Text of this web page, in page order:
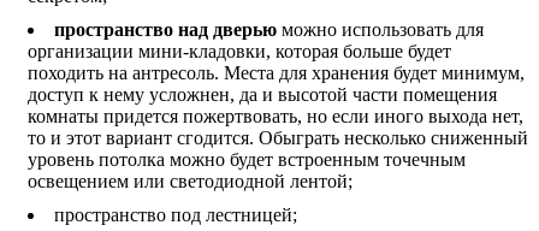
пространство над дверью можно использовать для
организации мини-кладовки, которая больше будет
походить на антресоль. Места для хранения будет минимум,
доступ к нему усложнен, да и высотой части помещения
комнаты придется пожертвовать, но если иного выхода нет,
то и этот вариант сгодится. Обыграть несколько сниженный
уровень потолка можно будет встроенным точечным
освещением или светодиодной лентой;
пространство под лестницей;